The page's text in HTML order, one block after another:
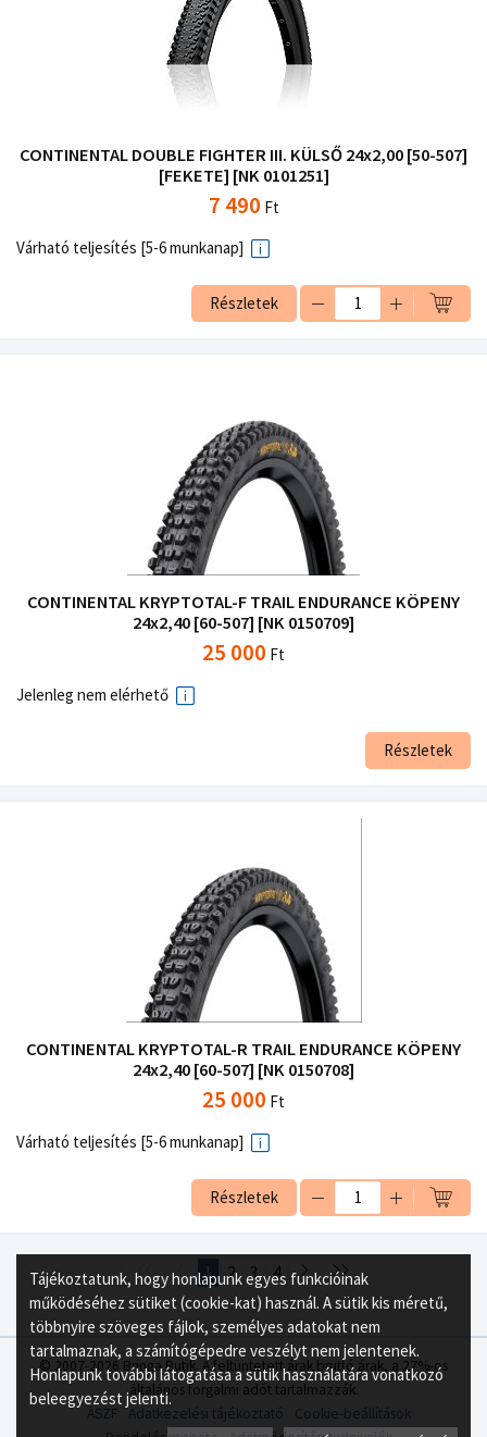
CONTINENTAL DOUBLE FIGHTER III. KÜLSŐ 24x2,00 [50-507]
[FEKETE] [NK 0101251]
7 490 Ft
Várható teljesítés [5-6 munkanap]
Részletek
CONTINENTAL KRYPTOTAL-F TRAIL ENDURANCE KÖPENY
24x2,40 [60-507] [NK 0150709]
25 000 Ft
Jelenleg nem elérhető
Részletek
CONTINENTAL KRYPTOTAL-R TRAIL ENDURANCE KÖPENY
24x2,40 [60-507] [NK 0150708]
25 000 Ft
Várható teljesítés [5-6 munkanap]
Részletek
1 2 3 4
© 2007-2026 Bringa Butik. A feltüntetett árak bruttó árak, a 27%-os
általános forgalmi adót tartalmazzák.
ÁSZF
Adatkezelési tájékoztató
Cookie-beállítások
Tájékoztatunk, hogy honlapunk egyes funkcióinak
működéséhez sütiket (cookie-kat) használ. A sütik kis méretű,
többnyire szöveges fájlok, személyes adatokat nem
tartalmaznak, a számítógépedre veszélyt nem jelentenek.
Honlapunk további látogatása a sütik használatára vonatkozó
beleegyezést jelenti.